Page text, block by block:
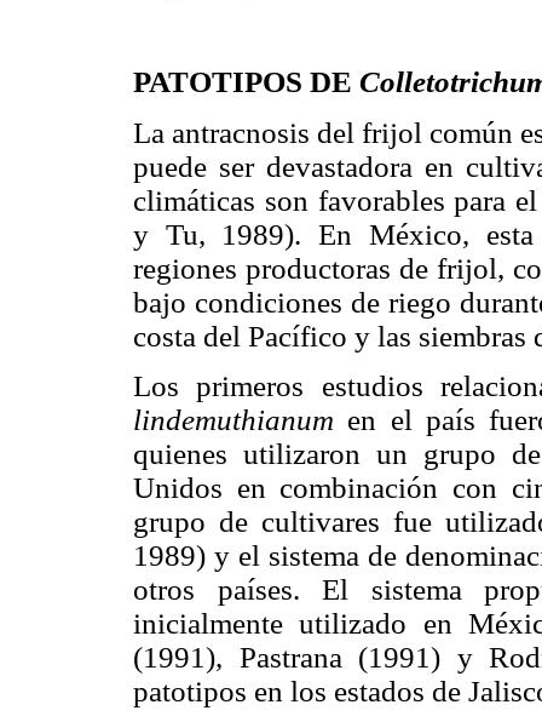
PATOTIPOS DE
La antracnosis del frijol común
puede ser devastadora en
climáticas son favorables para
y Tu, 1989). En México, esta
regiones productoras de frijol,
bajo condiciones de riego
costa del Pacífico y las
Los primeros estudios
lindemuthianum en el país
quienes utilizaron un grupo
Unidos en combinación con
grupo de cultivares fue
1989) y el sistema de
otros países. El sistema
inicialmente utilizado en
(1991), Pastrana (1991) y
patotipos en los estados de